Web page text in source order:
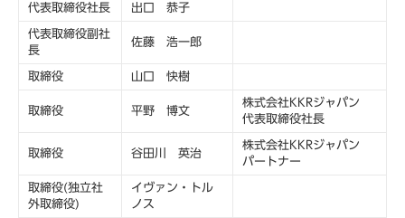
代表取締役社長 出口 恭子
代表取締役副社
長
佐藤 浩一郎
取締役 山口 快樹
取締役 平野 博文
株式会社KKRジャパン
代表取締役社長
取締役 谷田川 英治
株式会社KKRジャパン
パートナー
取締役(独立社
外取締役)
イヴァン・トル
ノス